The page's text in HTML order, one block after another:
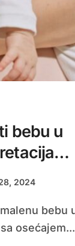
bebu u
2024
osećajem...